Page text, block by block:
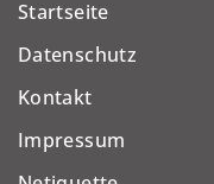
Startseite
Datenschutz
Kontakt
Impressum